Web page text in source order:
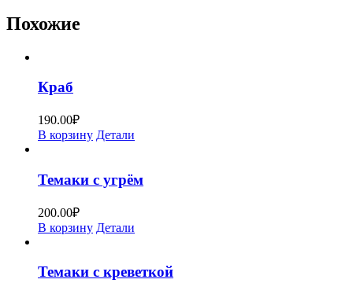
Похожие
Краб
190.00₽
В корзину Детали
Темаки с угрём
200.00₽
В корзину Детали
Темаки с креветкой